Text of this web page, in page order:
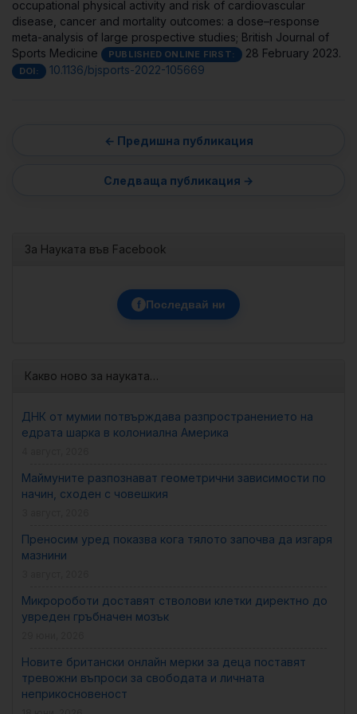
occupational physical activity and risk of cardiovascular
disease, cancer and mortality outcomes: a dose–response
meta-analysis of large prospective studies; British Journal of
Sports Medicine
PUBLISHED ONLINE FIRST: 28 February 2023.
DOI: 10.1136/bjsports-2022-105669
За Науката във Facebook
f Последвай ни
Какво ново за науката…
ДНК от мумии потвърждава разпространението на
едрата шарка в колониална Америка
Маймуните разпознават геометрични зависимости по
начин, сходен с човешкия
Преносим уред показва кога тялото започва да изгаря
мазнини
Микророботи доставят стволови клетки директно до
увреден гръбначен мозък
Новите британски онлайн мерки за деца поставят
тревожни въпроси за свободата и личната
неприкосновеност